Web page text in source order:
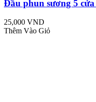
Đầu phun sương 5
25,000 VND
Thêm Vào Giỏ